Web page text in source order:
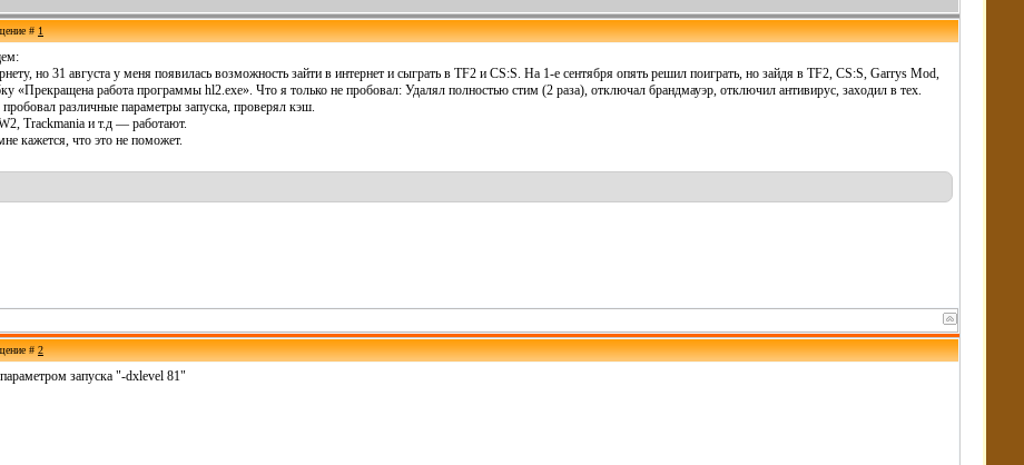
#1
но 31 августа у меня появилась возможность зайти в интернет и сыграть в TF2 и СS:S. На 1-е сентября опять решил поиграть, но зайдя в TF2, CS:S, Garrys Mod,
«Прекращена работа программы hl2.exe». Что я только не пробовал: Удалял полностью стим (2 раза), отключал брандмауэр, отключил антивирус, заходил в тех.
различные параметры запуска, проверял кэш.
Trackmania и т.д — работают.
кажется, что это не поможет.
#2
запуска "-dxlevel 81"